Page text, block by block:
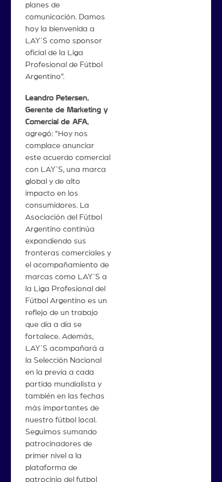
planes de
comunicación. Damos
hoy la bienvenida a
LAY´S como sponsor
oficial de la Liga
Profesional de Fútbol
Argentino”.
Leandro Petersen,
Gerente de Marketing y
Comercial de AFA,
agregó: “Hoy nos
complace anunciar
este acuerdo comercial
con LAY´S, una marca
global y de alto
impacto en los
consumidores. La
Asociación del Fútbol
Argentino continúa
expandiendo sus
fronteras comerciales y
el acompañamiento de
marcas como LAY´S a
la Liga Profesional del
Fútbol Argentino es un
reflejo de un trabajo
que día a día se
fortalece. Además,
LAY`S acompañará a
la Selección Nacional
en la previa a cada
partido mundialista y
también en las fechas
más importantes de
nuestro fútbol local.
Seguimos sumando
patrocinadores de
primer nivel a la
plataforma de
patrocinio del futbol